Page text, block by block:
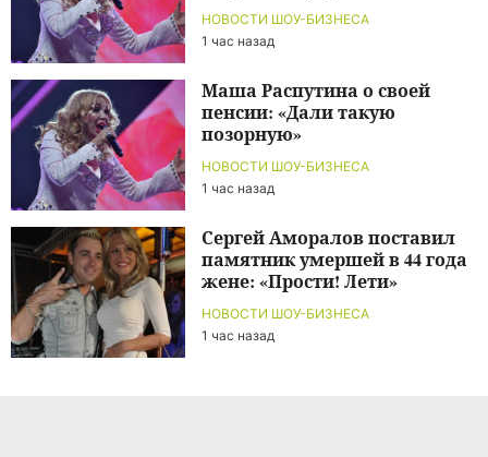
НОВОСТИ ШОУ-БИЗНЕСА
1 час назад
НОВОСТИ ШОУ-БИЗНЕСА
1 час назад
Маша Распутина о своей
пенсии: «Дали такую
позорную»
НОВОСТИ ШОУ-БИЗНЕСА
1 час назад
Сергей Аморалов поставил
памятник умершей в 44 года
жене: «Прости! Лети»